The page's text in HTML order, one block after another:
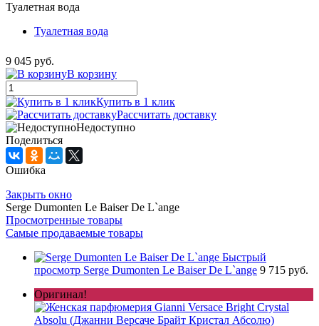
Туалетная вода
Туалетная вода
9 045 руб.
В корзину
Купить в 1 клик
Рассчитать доставку
Недоступно
Поделиться
Ошибка
Закрыть окно
Serge Dumonten Le Baiser De L`ange
Просмотренные товары
Самые продаваемые товары
Быстрый
просмотр Serge Dumonten Le Baiser De L`ange 9 715 руб.
Оригинал!